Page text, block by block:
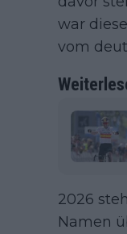
war
vom
2026
Namen